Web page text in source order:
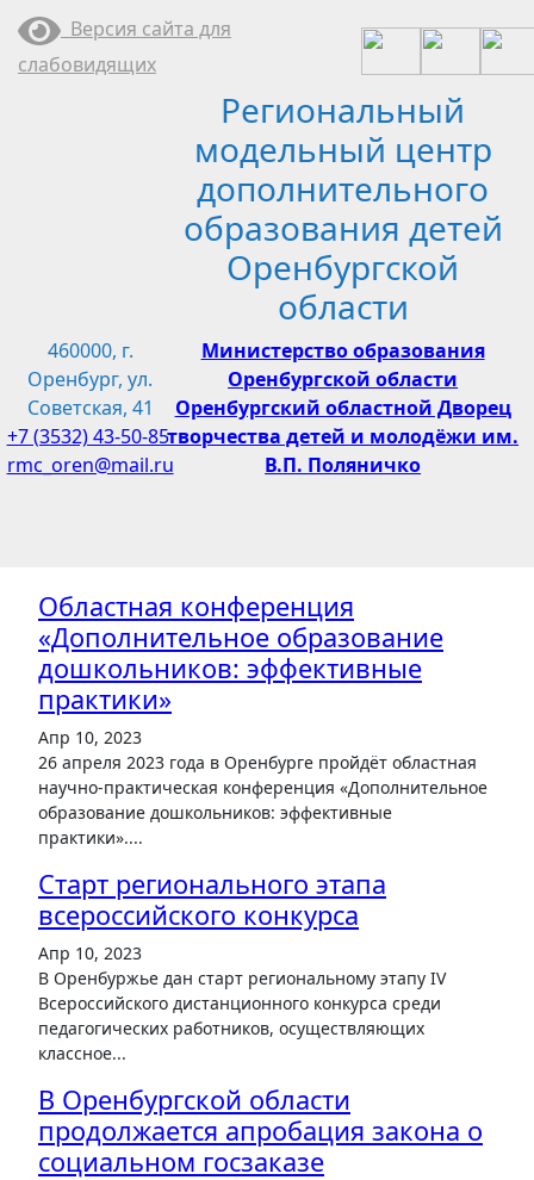
Перейти
содержимому
Версия сайта для
слабовидящих
Региональный
модельный центр
дополнительного
образования детей
Оренбургской
области
460000, г.
Оренбург, ул.
Советская, 41
+7 (3532) 43-50-85
rmc_oren@mail.ru
Министерство образования
Оренбургской области
Оренбургский областной Дворец
творчества детей и молодёжи им.
В.П. Поляничко
Областная конференция
«Дополнительное образование
дошкольников: эффективные
практики»
Апр 10, 2023
26 апреля 2023 года в Оренбурге пройдёт областная
научно-практическая конференция «Дополнительное
образование дошкольников: эффективные
практики»....
Старт регионального этапа
всероссийского конкурса
Апр 10, 2023
В Оренбуржье дан старт региональному этапу IV
Всероссийского дистанционного конкурса среди
педагогических работников, осуществляющих
классное...
В Оренбургской области
продолжается апробация закона о
социальном госзаказе